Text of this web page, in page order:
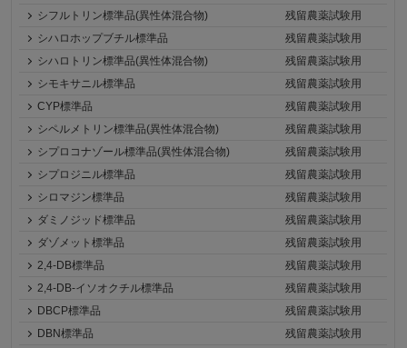
シフルトリン標準品(異性体混合物)
残留農薬試験用
シハロホップブチル標準品
残留農薬試験用
シハロトリン標準品(異性体混合物)
残留農薬試験用
シモキサニル標準品
残留農薬試験用
CYP標準品
残留農薬試験用
シペルメトリン標準品(異性体混合物)
残留農薬試験用
シプロコナゾール標準品(異性体混合物)
残留農薬試験用
シプロジニル標準品
残留農薬試験用
シロマジン標準品
残留農薬試験用
ダミノジッド標準品
残留農薬試験用
ダゾメット標準品
残留農薬試験用
2,4-DB標準品
残留農薬試験用
2,4-DB-イソオクチル標準品
残留農薬試験用
DBCP標準品
残留農薬試験用
DBN標準品
残留農薬試験用